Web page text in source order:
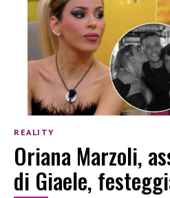
REALITY
Oriana Marzoli,
di Giaele,